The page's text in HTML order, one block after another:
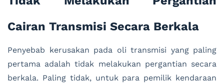
Cairan Transmisi Secara Berkala
Penyebab kerusakan pada oli transmisi yang paling
pertama adalah tidak melakukan pergantian secara
berkala. Paling tidak, untuk para pemilik kendaraan